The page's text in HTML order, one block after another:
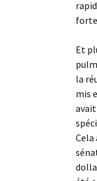
Et
la
mis
avait
Cela